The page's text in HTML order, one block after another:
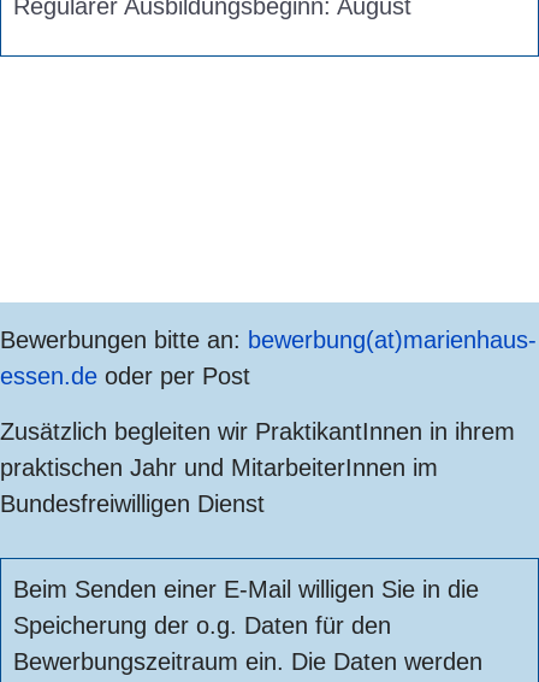
Regulärer Ausbildungsbeginn: August
Bewerbungen bitte an: bewerbung(at)marienhaus-
essen.de oder per Post
Zusätzlich begleiten wir PraktikantInnen in ihrem
praktischen Jahr und MitarbeiterInnen im
Bundesfreiwilligen Dienst
Beim Senden einer E-Mail willigen Sie in die
Speicherung der o.g. Daten für den
Bewerbungszeitraum ein. Die Daten werden